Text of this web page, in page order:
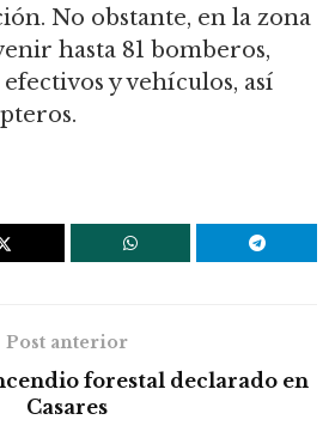
No obstante, en la zona
hasta 81 bomberos,
y vehículos, así
Post anterior
forestal declarado en
Casares